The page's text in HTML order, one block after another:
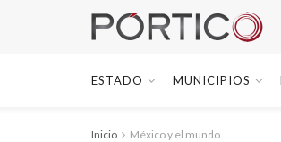
ESTADO MUNICIPIOS
Inicio México y el mundo